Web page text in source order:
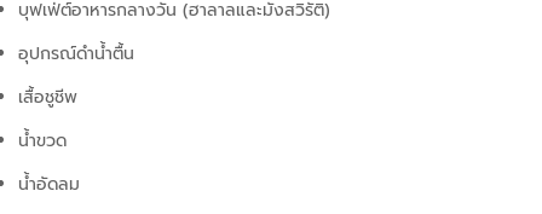
บุฟเฟ่ต์อาหารกลางวัน (ฮาลาลและมังสวิรัติ)
อุปกรณ์ดำน้ำตื้น
เสื้อชูชีพ
น้ำขวด
น้ำอัดลม